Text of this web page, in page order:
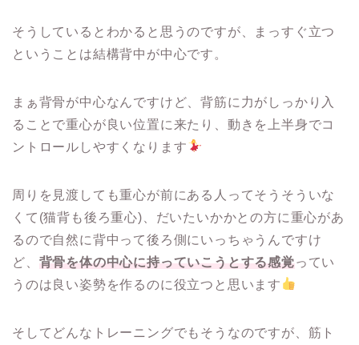
そうしているとわかると思うのですが、まっすぐ立つ
ということは結構背中が中心です。
まぁ背骨が中心なんですけど、背筋に力がしっかり入
ることで重心が良い位置に来たり、動きを上半身でコ
ントロールしやすくなります
周りを見渡しても重心が前にある人ってそうそういな
くて(猫背も後ろ重心)、だいたいかかとの方に重心があ
るので自然に背中って後ろ側にいっちゃうんですけ
ど、 背骨を体の中心に持っていこうとする感覚ってい
うのは良い姿勢を作るのに役立つと思います
そしてどんなトレーニングでもそうなのですが、筋ト